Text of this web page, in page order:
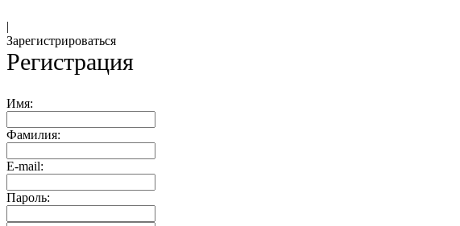
|
Зарегистрироваться
Регистрация
Имя:
Фамилия:
E-mail:
Пароль: